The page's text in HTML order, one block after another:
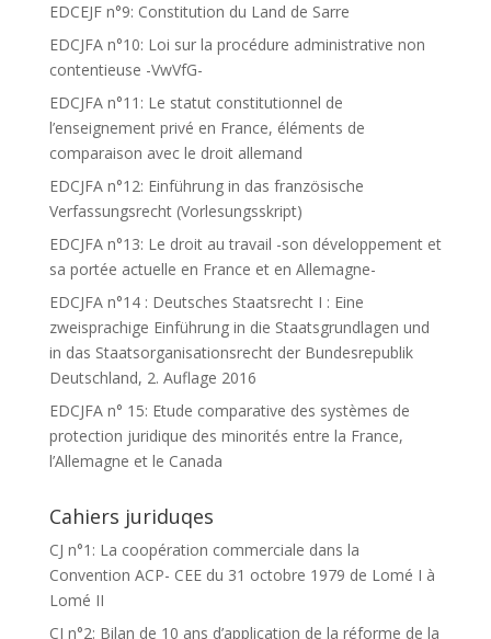
EDCEJF n°9: Constitution du Land de Sarre
EDCJFA n°10: Loi sur la procédure administrative non
contentieuse -VwVfG-
EDCJFA n°11: Le statut constitutionnel de
l’enseignement privé en France, éléments de
comparaison avec le droit allemand
EDCJFA n°12: Einführung in das französische
Verfassungsrecht (Vorlesungsskript)
EDCJFA n°13: Le droit au travail -son développement et
sa portée actuelle en France et en Allemagne-
EDCJFA n°14 : Deutsches Staatsrecht I : Eine
zweisprachige Einführung in die Staatsgrundlagen und
in das Staatsorganisationsrecht der Bundesrepublik
Deutschland, 2. Auflage 2016
EDCJFA n° 15: Etude comparative des systèmes de
protection juridique des minorités entre la France,
l’Allemagne et le Canada
Cahiers juriduqes
CJ n°1: La coopération commerciale dans la
Convention ACP- CEE du 31 octobre 1979 de Lomé I à
Lomé II
CJ n°2: Bilan de 10 ans d’application de la réforme de la